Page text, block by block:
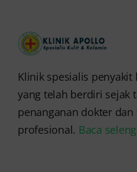
Klinik spesialis penyakit
yang telah berdiri sejak
penanganan dokter
profesional. Baca